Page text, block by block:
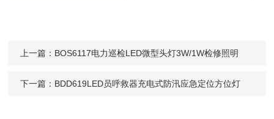
上一篇： BOS6117电力巡检LED微型头灯3W/1W检修照明
下一篇： BDD619LED员呼救器充电式防汛应急定位方位灯